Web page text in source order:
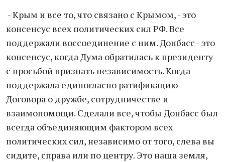
- Крым и все то, что связано с Крымом, - это
консенсус всех политических сил РФ. Все
поддержали воссоединение с ним. Донбасс - это
консенсус, когда Дума обратилась к президенту
с просьбой признать независимость. Когда
поддержала единогласно ратификацию
Договора о дружбе, сотрудничестве и
взаимопомощи. Сделали все, чтобы Донбасс был
всегда объединяющим фактором всех
политических сил, независимо от того, слева вы
сидите, справа или по центру. Это наша земля,